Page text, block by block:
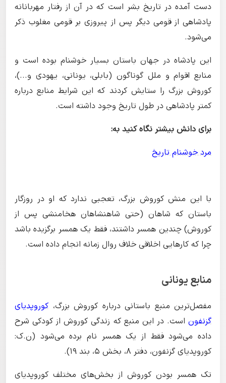
دست آمده در تاریخ بشر است که در آن از رفتار مهربانانه
پادشاهی از قومی دیگر پس از پیروزی بر قومی مغلوب ذکر
می‌شود.
این پادشاه در جهان باستان بسیار خوشنام بوده است و
منابع اقوام و ملل گوناگون (بابلی، یونانی، یهودی و...)،
کوروش بزرگ را ستایش کردند که این شرایط منابع درباره
کمتر پادشاهی در طول تاریخ وجود داشته است.
برای دانش بیشتر نگاه کنید به:
مرد خوشنام تاریخ
با این منش کوروش بزرگ، تعجبی ندارد که او در روزگار
باستان که شاهان (حتی شاهنشاهان هخامنشی پس از
کوروش) چندین همسر داشتند، فقط یک همسر برگزیده باشد
چرا که کارهایی اخلاقی خلاف روال زمانه انجام داده است.
منابع یونانی
مفصل‌ترین منبع باستانی درباره کوروش بزرگ، کوروپدیای
گزنفون است. در این منبع که زندگی کوروش از کودکی شرح
داده می‌شود فقط از یک همسر نام برده می‌شود (ن.ک:
کوروپدیای گزنفون، دفتر ۸، بخش ۵، بند ۱۹).
تک همسر بودن کوروش از بخش‌های مختلف کوروپدیای